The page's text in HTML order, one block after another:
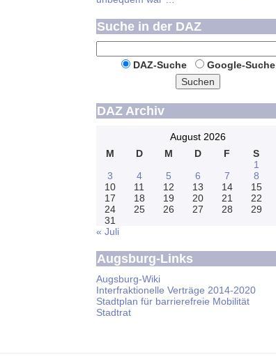
Suche in der DAZ
DAZ-Suche
Google-Suche
Suchen
DAZ Archiv
August 2026
M
D M D F S
1
3
4 5 6 7 8
10
11 12 13 14 15
17
18 19 20 21 22
24
25 26 27 28 29
31
« Juli
Augsburg-Links
Augsburg-Wiki
Interfraktionelle Verträge 2014-2020
Stadtplan für barrierefreie Mobilität
Stadtrat